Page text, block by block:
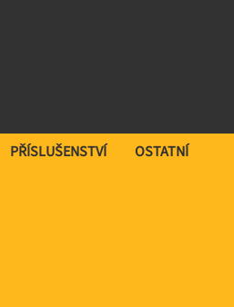
PŘÍSLUŠENSTVÍ OSTATNÍ